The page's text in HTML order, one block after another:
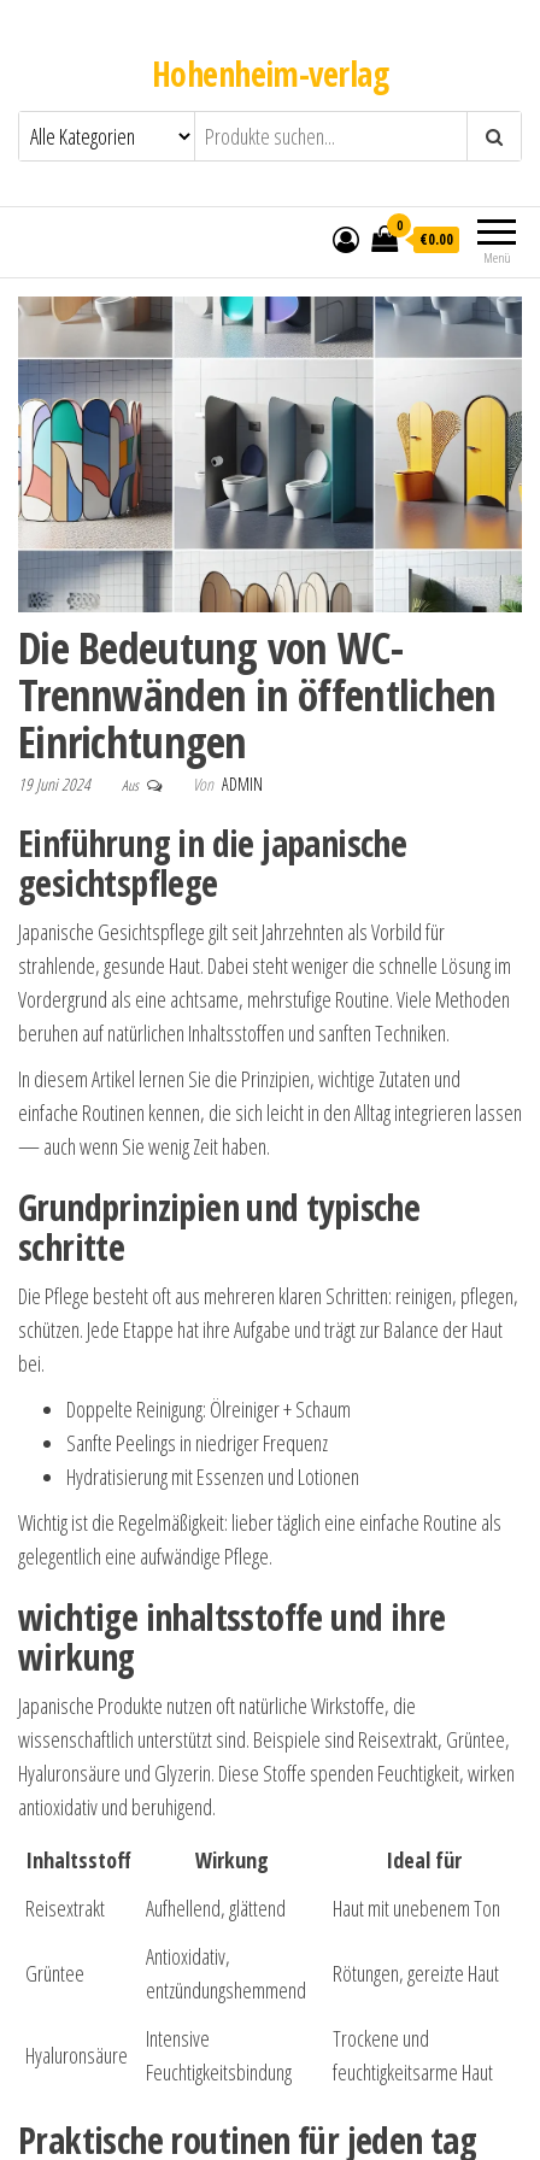
Hohenheim-verlag
Menü
0
€0.00
Die Bedeutung von WC-
Trennwänden in öffentlichen
Einrichtungen
19 Juni 2024 Aus Von ADMIN
Einführung in die japanische
gesichtspflege
Japanische Gesichtspflege gilt seit Jahrzehnten als Vorbild für
strahlende, gesunde Haut. Dabei steht weniger die schnelle Lösung im
Vordergrund als eine achtsame, mehrstufige Routine. Viele Methoden
beruhen auf natürlichen Inhaltsstoffen und sanften Techniken.
In diesem Artikel lernen Sie die Prinzipien, wichtige Zutaten und
einfache Routinen kennen, die sich leicht in den Alltag integrieren lassen
— auch wenn Sie wenig Zeit haben.
Grundprinzipien und typische
schritte
Die Pflege besteht oft aus mehreren klaren Schritten: reinigen, pflegen,
schützen. Jede Etappe hat ihre Aufgabe und trägt zur Balance der Haut
bei.
Doppelte Reinigung: Ölreiniger + Schaum
Sanfte Peelings in niedriger Frequenz
Hydratisierung mit Essenzen und Lotionen
Wichtig ist die Regelmäßigkeit: lieber täglich eine einfache Routine als
gelegentlich eine aufwändige Pflege.
wichtige inhaltsstoffe und ihre
wirkung
Japanische Produkte nutzen oft natürliche Wirkstoffe, die
wissenschaftlich unterstützt sind. Beispiele sind Reisextrakt, Grüntee,
Hyaluronsäure und Glyzerin. Diese Stoffe spenden Feuchtigkeit, wirken
antioxidativ und beruhigend.
Inhaltsstoff
Wirkung
Ideal für
Reisextrakt
Aufhellend, glättend Haut mit unebenem Ton
Grüntee
Antioxidativ,
entzündungshemmend
Rötungen, gereizte Haut
Hyaluronsäure
Intensive
Feuchtigkeitsbindung
Trockene und
feuchtigkeitsarme Haut
Praktische routinen für jeden tag